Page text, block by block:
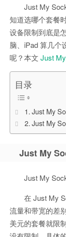
Just My
知道选哪个套餐
设备限制到底是
脑、iPad 算几个
呢？本文 Just
目录
Just My
Just My
Just My
Just My
在 Just My
流量和带宽的差
美元的套餐就限